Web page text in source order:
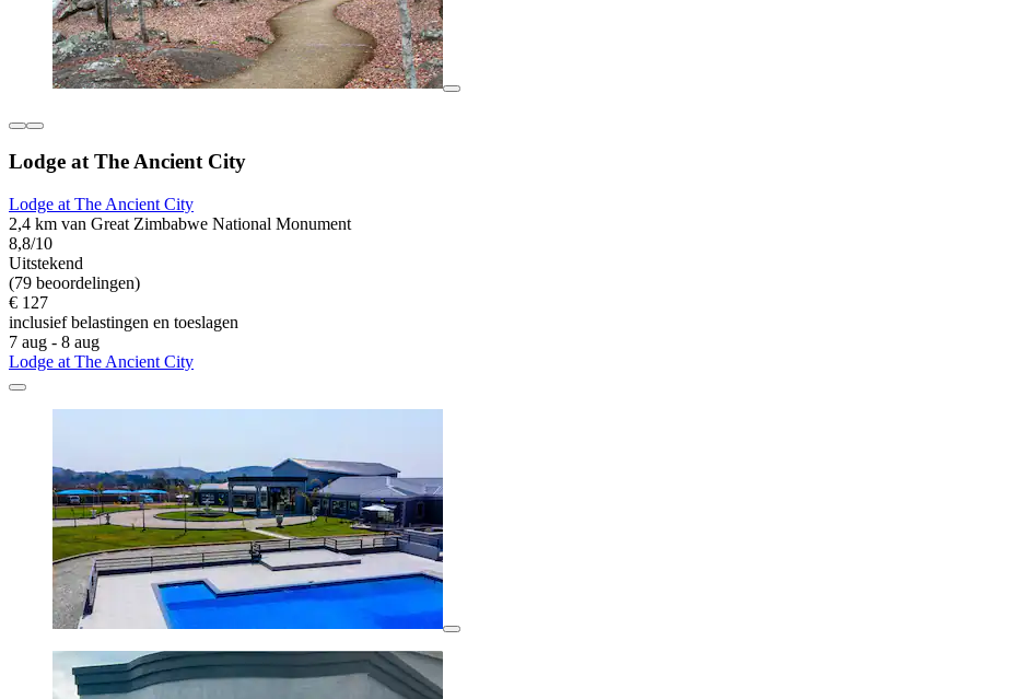
Lodge at The Ancient City
Lodge at The Ancient City
2,4 km van Great Zimbabwe National Monument
8,8/10
Uitstekend
(79 beoordelingen)
€ 127
inclusief belastingen en toeslagen
7 aug - 8 aug
Lodge at The Ancient City